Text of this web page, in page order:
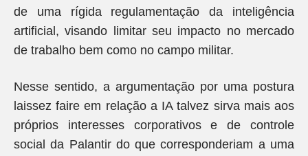
de uma rígida regulamentação da inteligência
artificial, visando limitar seu impacto no mercado
de trabalho bem como no campo militar.
Nesse sentido, a argumentação por uma postura
laissez faire em relação a IA talvez sirva mais aos
próprios interesses corporativos e de controle
social da Palantir do que corresponderiam a uma